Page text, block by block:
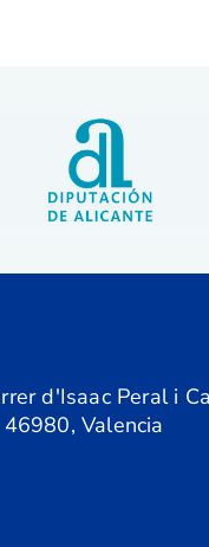
d'Isaac Peral i
46980, Valencia